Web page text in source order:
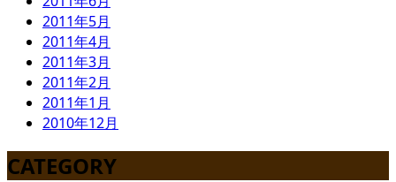
2011年5月
2011年4月
2011年3月
2011年2月
2011年1月
2010年12月
CATEGORY